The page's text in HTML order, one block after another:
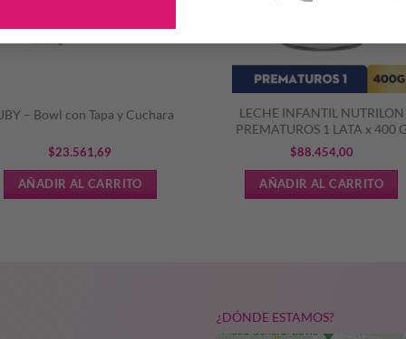
– Bowl con Tapa y Cuchara
$23.561,69
AÑADIR AL CARRITO
LECHE INFANTIL NUTRILON
PREMATUROS 1 LATA x 400
$88.454,00
AÑADIR AL CARRITO
¿DÓNDE ESTAMOS?